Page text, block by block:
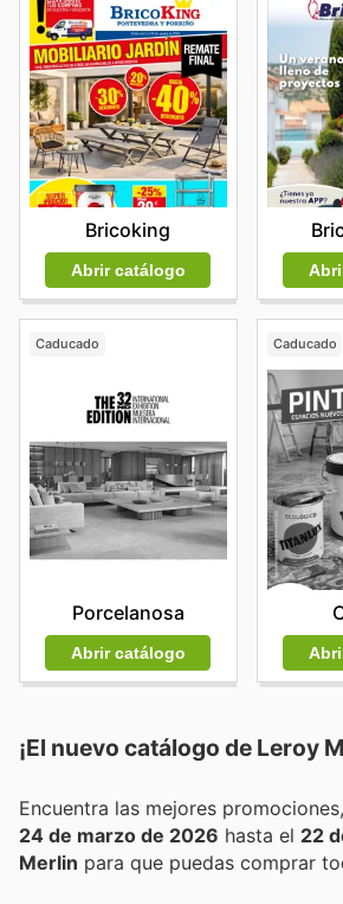
Bricoking
Abrir catálogo
Caducado
Porcelanosa
Abrir catálogo
Caducado
¡El nuevo catálogo de Leroy
24 de marzo de 2026 hasta el 22
Merlin para que puedas comprar